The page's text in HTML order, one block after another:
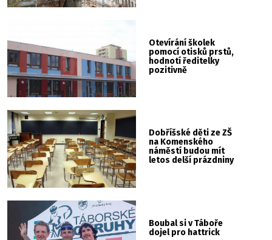
Otevírání školek
pomocí otisků prstů,
hodnotí ředitelky
pozitivně
Dobříšské děti ze ZŠ
na Komenského
náměstí budou mít
letos delší prázdniny
Boubal si v Táboře
dojel pro hattrick